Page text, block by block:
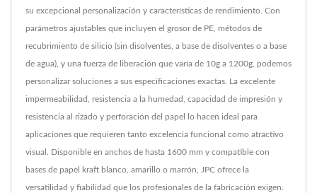
su excepcional personalización y características de rendimiento. Con
parámetros ajustables que incluyen el grosor de PE, métodos de
recubrimiento de silicio (sin disolventes, a base de disolventes o a base
de agua), y una fuerza de liberación que varía de 10g a 1200g, podemos
personalizar soluciones a sus especificaciones exactas. La excelente
impermeabilidad, resistencia a la humedad, capacidad de impresión y
resistencia al rizado y perforación del papel lo hacen ideal para
aplicaciones que requieren tanto excelencia funcional como atractivo
visual. Disponible en anchos de hasta 1600 mm y compatible con
bases de papel kraft blanco, amarillo o marrón, JPC ofrece la
versatilidad y fiabilidad que los profesionales de la fabricación exigen.